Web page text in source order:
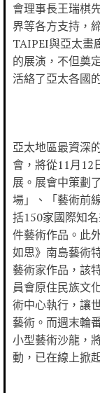
會理事長王瑞棋
界等各方支持，
TAIPEI與亞太畫
的展演，不但奠
活絡了亞太各國
亞太地區最資深
會，將從11月12
展。展會中策劃
場」、「藝術前
括150家國際知
件藝術作品。此
如思》南島藝術
藝術家作品，該
員會原住民族文
術中心執行，讓
藝術。而週末輪
小型藝術沙龍，
動，已在線上掀